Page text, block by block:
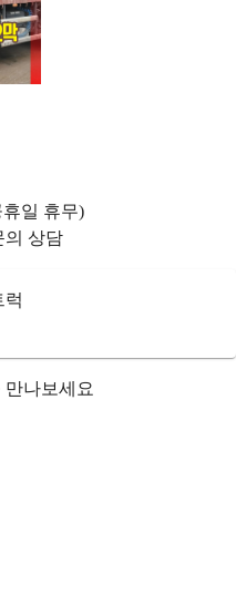
휴일 휴무)
의 상담
럭
나보세요